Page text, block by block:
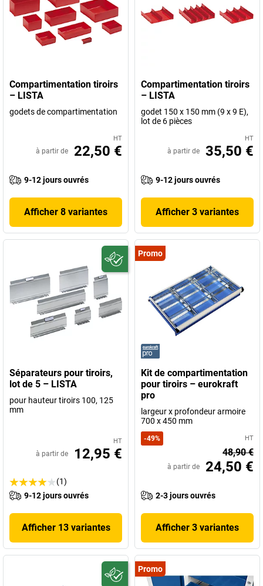
Compartimentation tiroirs
– LISTA
godets de compartimentation
HT
à partir de 22,50 €
9-12 jours ouvrés
Afficher 8 variantes
Compartimentation tiroirs
– LISTA
godet 150 x 150 mm (9 x 9 E),
lot de 6 pièces
HT
à partir de 35,50 €
9-12 jours ouvrés
Afficher 3 variantes
Séparateurs pour tiroirs,
lot de 5 – LISTA
pour hauteur tiroirs 100, 125
mm
HT
à partir de 12,95 €
(1)
9-12 jours ouvrés
Afficher 13 variantes
Promo
Kit de compartimentation
pour tiroirs – eurokraft
pro
largeur x profondeur armoire
700 x 450 mm
-49% HT
48,90 €
à partir de 24,50 €
2-3 jours ouvrés
Afficher 3 variantes
Promo